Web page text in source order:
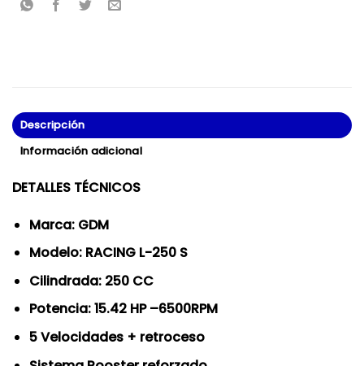
Descripción
Información adicional
DETALLES TÉCNICOS
Marca: GDM
Modelo: RACING L-250 S
Cilindrada: 250 CC
Potencia: 15.42 HP –6500RPM
5 Velocidades + retroceso